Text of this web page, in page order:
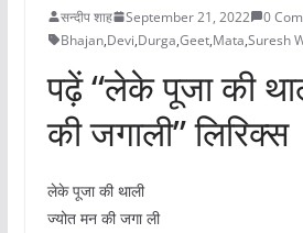
सन्दीप शाह September 21, 2022
0
Bhajan,Devi,Durga,Geet,Mata,Suresh
पढ़ें “लेके पूजा की
की जगाली” लिरिक्स
लेके पूजा की थाली
ज्योत मन की जगा ली